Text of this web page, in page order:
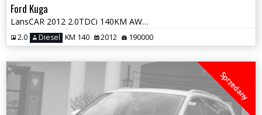
Ford Kuga
LansCAR 2012 2.0TDCi 140KM AWD TitaniumS PanoramaNavKameraXenonLED PDC
2.0 Diesel KM 140 2012 190000
Sprzedany